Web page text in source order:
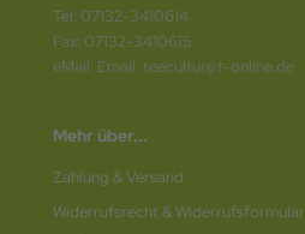
Tel: 07132-3410614
Fax: 07132-3410615
eMail: Email: teecultur@t-online.de
Mehr über...
Zahlung & Versand
Widerrufsrecht & Widerrufsformular